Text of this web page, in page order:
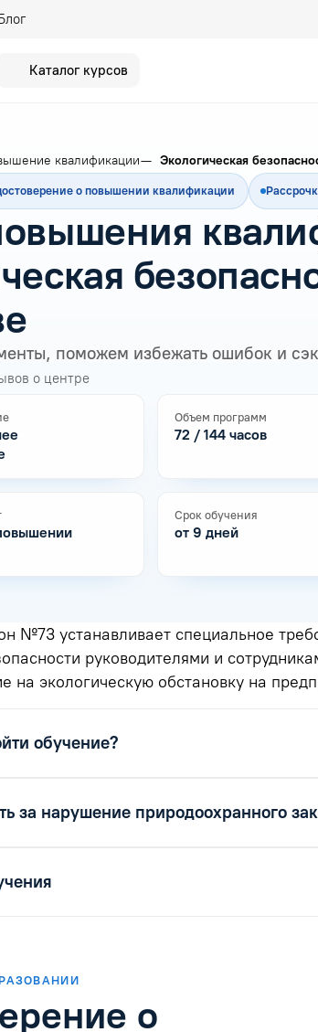
Каталог курсов
квалификации Экологическая
о повышении квалификации
поможем избежать ошибок и
о центре
Объем программ
72 / 144 часов
Срок обучения
от 9 дней
№73 устанавливает специальное
руководителями и
на экологическую обстановку на
обучение?
за нарушение природоохранного
о